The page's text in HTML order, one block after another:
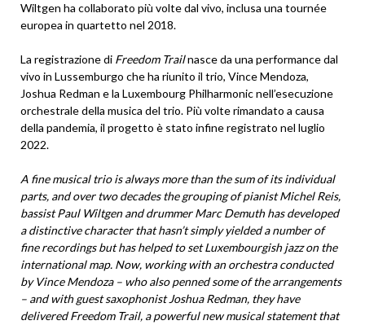
Wiltgen ha collaborato più volte dal vivo, inclusa una tournée
europea in quartetto nel 2018.
La registrazione di Freedom Trailnasce da una performance dal
vivo in Lussemburgo che ha riunito il trio, Vince Mendoza,
Joshua Redman e la Luxembourg Philharmonic nell’esecuzione
orchestrale della musica del trio. Più volte rimandato a causa
della pandemia, il progetto è stato infine registrato nel luglio
2022.
A fine musical trio is always more than the sum of its individual
parts, and over two decades the grouping of pianist Michel Reis,
bassist Paul Wiltgen and drummer Marc Demuth has developed
a distinctive character that hasn’t simply yielded a number of
fine recordings but has helped to set Luxembourgish jazz on the
international map. Now, working with an orchestra conducted
by Vince Mendoza – who also penned some of the arrangements
– and with guest saxophonist Joshua Redman, they have
delivered Freedom Trail, a powerful new musical statement that